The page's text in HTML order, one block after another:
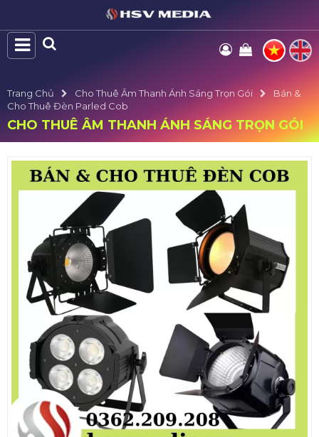
Trang Chủ Cho Thuê Âm Thanh Ánh Sáng Trọn Gói
Bán &
Cho Thuê Đèn Parled Cob
CHO THUÊ ÂM THANH ÁNH SÁNG TRỌN GÓI